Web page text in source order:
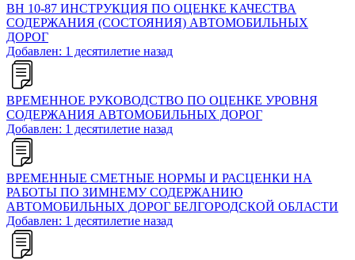
ВН 10-87 ИНСТРУКЦИЯ ПО ОЦЕНКЕ КАЧЕСТВА
СОДЕРЖАНИЯ (СОСТОЯНИЯ) АВТОМОБИЛЬНЫХ
ДОРОГ
Добавлен: 1 десятилетие назад
ВРЕМЕННОЕ РУКОВОДСТВО ПО ОЦЕНКЕ УРОВНЯ
СОДЕРЖАНИЯ АВТОМОБИЛЬНЫХ ДОРОГ
Добавлен: 1 десятилетие назад
ВРЕМЕННЫЕ СМЕТНЫЕ НОРМЫ И РАСЦЕНКИ НА
РАБОТЫ ПО ЗИМНЕМУ СОДЕРЖАНИЮ
АВТОМОБИЛЬНЫХ ДОРОГ БЕЛГОРОДСКОЙ ОБЛАСТИ
Добавлен: 1 десятилетие назад